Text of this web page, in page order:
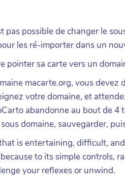
pas possible de changer le
les ré-importer dans un
pointer sa carte vers un
macarte.org, vous
votre domaine, et
abandonne au bout de
domaine, sauvegarder,
is entertaining, difficult,
to its simple controls,
your reflexes or unwind.